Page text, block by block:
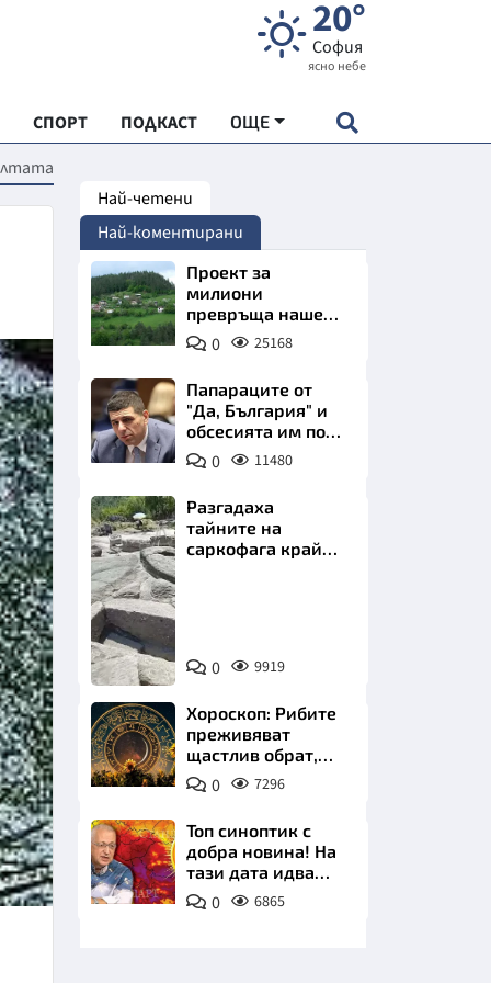
20°
София
ясно небе
СПОРТ ПОДКАСТ ОЩЕ
"ЧУДЕСАТА НА БЪЛГАРИЯ"
ХРАНА
ИКОНОМИКА
Най-четени
Най-коментирани
Проект за
милиони
превръща наше
село в магнит за
туристи
0 25168
Папараците от
"Да, България" и
обсесията им по
Пеевски
0 11480
Снимка:
Bulgaria
ON
AIR
Разгадаха
тайните на
саркофага край
0 9919
Хороскоп: Рибите
преживяват
щастлив обрат,
Телецът започва
важна промяна
0 7296
Топ синоптик с
добра новина! На
тази дата идва
захлаждането
0 6865